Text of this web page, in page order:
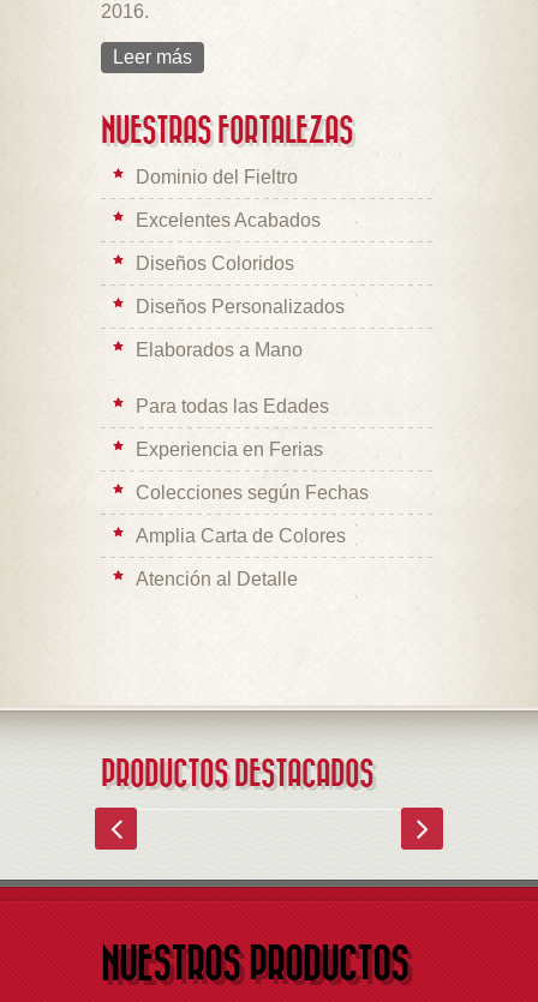
2016.
Leer más
NUESTRAS FORTALEZAS
Dominio del Fieltro
Excelentes Acabados
Diseños Coloridos
Diseños Personalizados
Elaborados a Mano
Para todas las Edades
Experiencia en Ferias
Colecciones según Fechas
Amplia Carta de Colores
Atención al Detalle
PRODUCTOS DESTACADOS
NUESTROS PRODUCTOS